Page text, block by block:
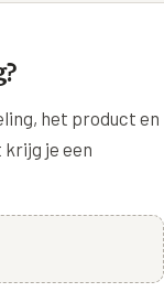
het product en
je een